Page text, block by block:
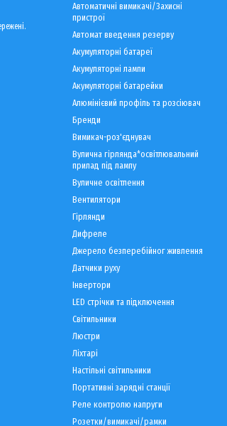
Автоматичні вимикачі/Захисні
пристрої
Автомат введення резерву
Акумуляторні батареї
Акумуляторні лампи
Акумуляторні батарейки
Алюмінієвий профіль та розсіювач
Бренди
Вимикач-роз'єднувач
Вулична гірлянда*освітлювальний
прилад під лампу
Вуличне освітлення
Вентилятори
Гірлянди
Дифреле
Джерело безперебійног живлення
Датчики руху
Інвертори
LED cтрічки та підключення
Світильники
Люстри
Ліхтарі
Настільні світильники
Портативні зарядні станції
Реле контролю напруги
Розетки/вимикачі/рамки